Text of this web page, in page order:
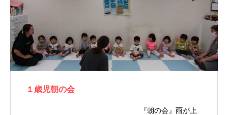
１歳児朝の会
『朝の会』雨が上